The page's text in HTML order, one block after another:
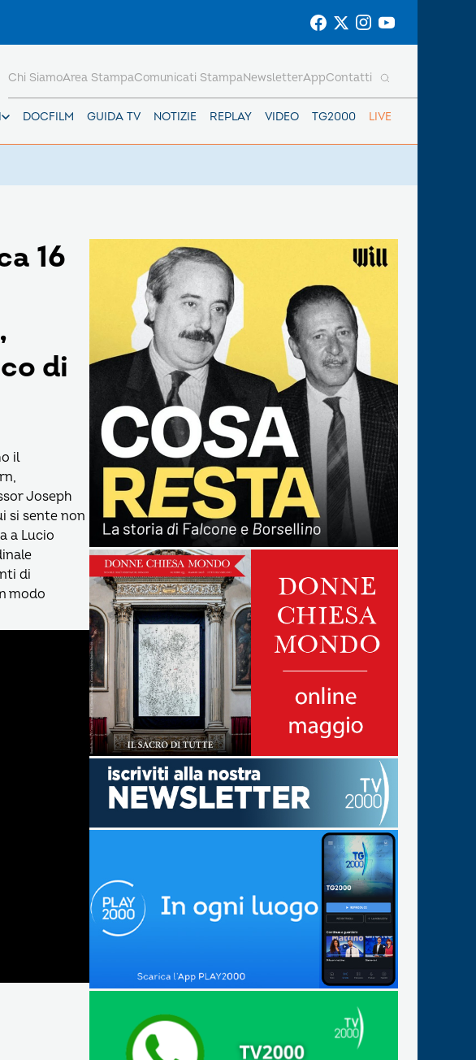
DOCFILM GUIDA TV NOTIZIE REPLAY VIDEO TG2000 LIVE
Chi SiamoArea StampaComunicati StampaNewsletterAppContatti
16
di
il
Joseph
si sente non
a Lucio
di
modo